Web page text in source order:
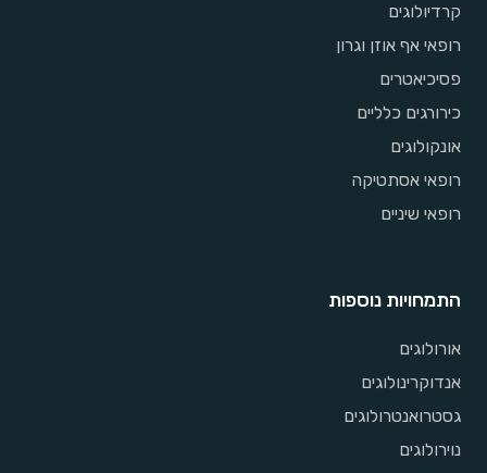
קרדיולוגים
רופאי אף אוזן וגרון
פסיכיאטרים
כירורגים כלליים
אונקולוגים
רופאי אסתטיקה
רופאי שיניים
התמחויות נוספות
אורולוגים
אנדוקרינולוגים
גסטרואנטרולוגים
נוירולוגים